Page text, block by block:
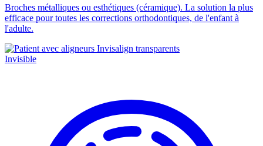
Broches métalliques ou esthétiques (céramique). La solution la plus
efficace pour toutes les corrections orthodontiques, de l'enfant à
l'adulte.
Invisible